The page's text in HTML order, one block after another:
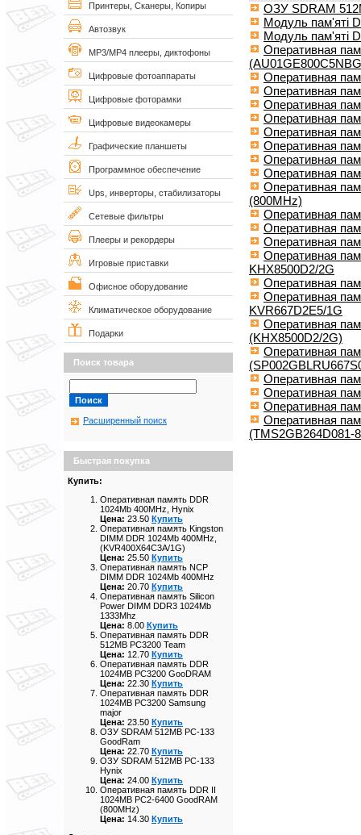
Принтеры, Сканеры, Копиры
Автозвук
MP3/MP4 плееры, диктофоны
Цифровые фотоаппараты
Цифровые фоторамки
Цифровые видеокамеры
Графические планшеты
Программное обеспечение
Ups, инверторы, стабилизаторы
Сетевые фильтры
Плееры и рекордеры
Игровые приставки
Офисное оборудование
Климатическое оборудование
Подарки
Поиск товара
Расширенный поиск
Быстрая покупка
Купить:
Оперативная память DDR
1024Mb 400MHz, Hynix
Цена: 23.50 Купить
Оперативная память Kingston
DIMM DDR 1024Mb 400MHz,
(KVR400X64C3A/1G)
Цена: 25.50 Купить
Оперативная память NCP
DIMM DDR 1024Mb 400MHz
Цена: 20.70 Купить
Оперативная память Silicon
Power DIMM DDR3 1024Mb
1333Mhz
Цена: 8.00 Купить
Оперативная память DDR
512MB PC3200 Team
Цена: 12.70 Купить
Оперативная память DDR
1024MB PC3200 GooDRAM
Цена: 22.30 Купить
Оперативная память DDR
1024MB PC3200 Samsung
major
Цена: 23.50 Купить
ОЗУ SDRAM 512MB PC-133
GoodRam
Цена: 22.70 Купить
ОЗУ SDRAM 512MB PC-133
Hynix
Цена: 24.00 Купить
Оперативная память DDR II
1024MB PC2-6400 GoodRAM
(800MHz)
Цена: 14.30 Купить
ОЗУ SDRAM
Модуль пам'яті
Модуль пам'яті
Оперативная
Оперативная
Оперативная
Оперативная
Оперативная
Оперативная
Оперативная
Оперативная
Оперативная
Оперативная
(800MHz)
Оперативная
Оперативная
Оперативная
Оперативная
KHX8500D2/2G
Оперативная
Оперативная
KVR667D2E5/1G
Оперативная
(KHX8500D2/2G)
Оперативная
Оперативная
Оперативная
Оперативная
Оперативная
(TMS2GB264D081-